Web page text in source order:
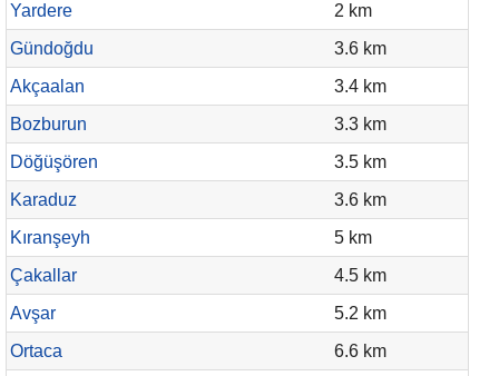
Yardere
2 km
Gündoğdu
3.6 km
Akçaalan
3.4 km
Bozburun
3.3 km
Döğüşören
3.5 km
Karaduz
3.6 km
Kıranşeyh
5 km
Çakallar
4.5 km
Avşar
5.2 km
Ortaca
6.6 km